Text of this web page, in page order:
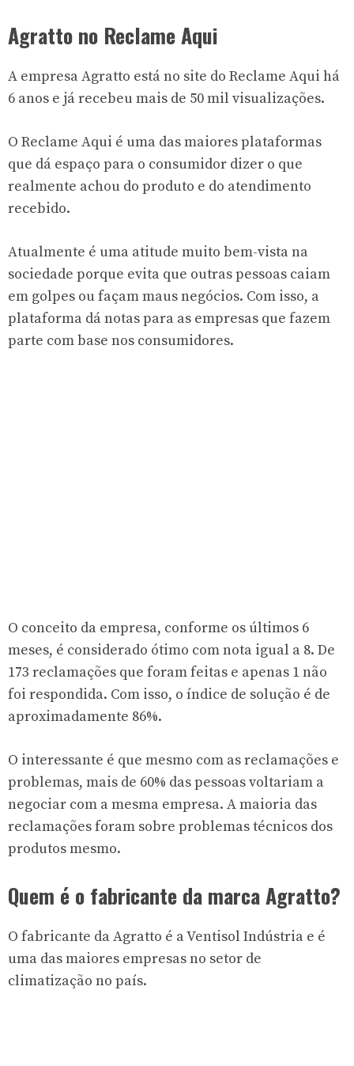
Agratto no Reclame Aqui
A empresa Agratto está no site do Reclame Aqui há
6 anos e já recebeu mais de 50 mil visualizações.
O Reclame Aqui é uma das maiores plataformas
que dá espaço para o consumidor dizer o que
realmente achou do produto e do atendimento
recebido.
Atualmente é uma atitude muito bem-vista na
sociedade porque evita que outras pessoas caiam
em golpes ou façam maus negócios. Com isso, a
plataforma dá notas para as empresas que fazem
parte com base nos consumidores.
O conceito da empresa, conforme os últimos 6
meses, é considerado ótimo com nota igual a 8. De
173 reclamações que foram feitas e apenas 1 não
foi respondida. Com isso, o índice de solução é de
aproximadamente 86%.
O interessante é que mesmo com as reclamações e
problemas, mais de 60% das pessoas voltariam a
negociar com a mesma empresa. A maioria das
reclamações foram sobre problemas técnicos dos
produtos mesmo.
Quem é o fabricante da marca Agratto?
O fabricante da Agratto é a Ventisol Indústria e é
uma das maiores empresas no setor de
climatização no país.